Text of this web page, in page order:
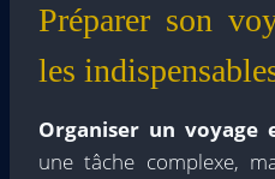
Préparer son
les
Organiser un voyage
une tâche complexe,